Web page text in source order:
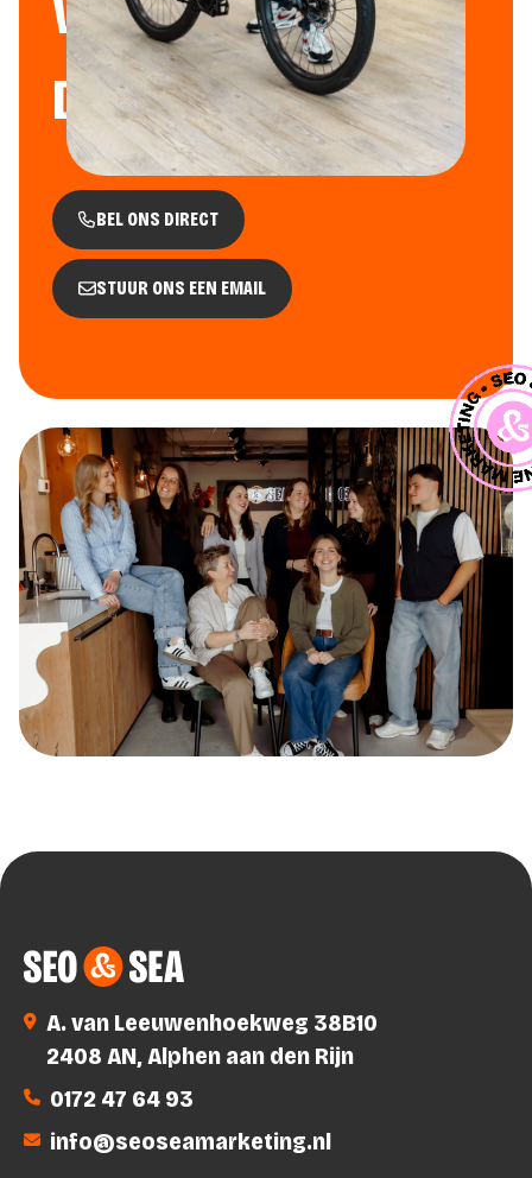
VOOR JOU KUNNEN
DOEN?
BEL ONS DIRECT
STUUR ONS EEN EMAIL
SEO & SEA – Online Marketing Bureau Alphen aan den Rijn
A. van Leeuwenhoekweg 38B10
2408 AN, Alphen aan den Rijn
0172 47 64 93
info@seoseamarketing.nl